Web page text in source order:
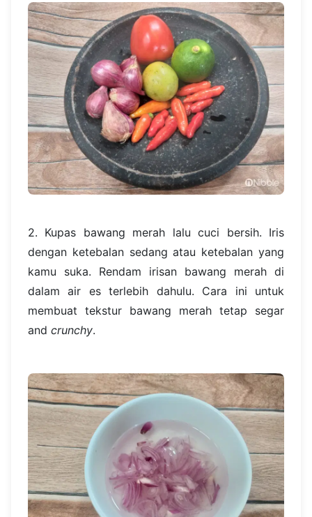
2. Kupas bawang merah lalu cuci bersih. Iris
dengan ketebalan sedang atau ketebalan yang
kamu suka. Rendam irisan bawang merah di
dalam air es terlebih dahulu. Cara ini untuk
membuat tekstur bawang merah tetap segar
and crunchy.